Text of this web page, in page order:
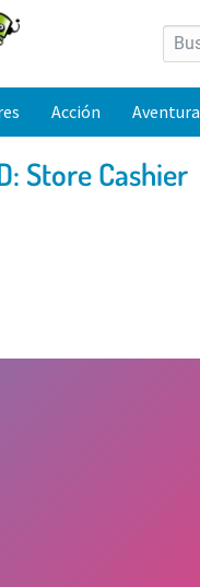
Acción Aventura
Store Cashier